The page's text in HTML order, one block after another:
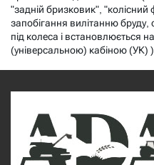
"задній бризковик",
запобігання вилітанню бруду,
під колеса і встановлюється
(універсальною) кабіною (УК) ).